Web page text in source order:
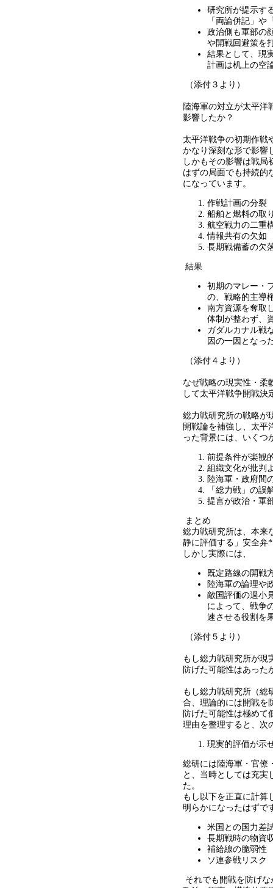
研究所が提示す
「両論併記」や
政治側も軍部の
や開戦回避策を
結果として、現
計画は机上の空
（添付３より）
陸海軍の対立が太平洋
影響したか？
太平洋戦争の初期作戦
かなり深刻な形で影響
しかもその影響は戦局
はずの局面でも持続的
になっています。
作戦計画の分裂
船舶と燃料の取
航空戦力の二重
情報共有の欠如
長期戦備蓄の欠
結果
初期のマレー・
の、戦略的主導
南方資源を奪取
体制が整わず、
ガダルカナル戦
因の一因となっ
（添付４より）
なぜ戦略の現実性・柔
して太平洋戦争開戦決
総力戦研究所の戦略が
開戦論を補強し、太平
った背景には、いく
前提条件が楽観
組織文化が批判
陸海軍・政府間
「総力戦」の誤
提言が政治・軍
まとめ
総力戦研究所は、本来
静に評価する」安全弁
しかし実際には、
既定路線の開戦
陸海軍の論理や
敵国評価の過小
によって、戦争
速させる役割を
（添付５より）
もし総力戦研究所が現
防げた可能性はあった
もし総力戦研究所（総
合、理論的には開戦を
防げた可能性は極めて
理由を整理すると、次
現実的評価が示
総研には陸海軍・官僚
と、当時としては充実
た。
もし以下を正直に計算
明らかになったはずで
米国との国力差
長期戦時の物資
補給線の脆弱性
ソ連参戦リスク
それでも開戦を防げ